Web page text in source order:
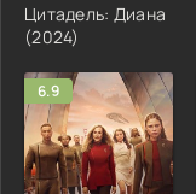
Цитадель: Диана
(2024)
6.9